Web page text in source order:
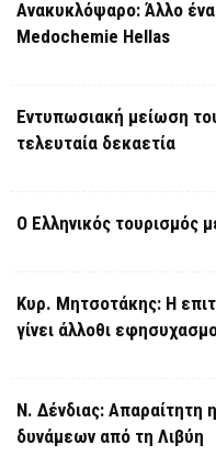
Ανακυκλόψαρο: Άλλο
Medochemie Hellas
Εντυπωσιακή μείωση
τελευταία δεκαετία
Ο Ελληνικός τουρισμός
Κυρ. Μητσοτάκης: Η
γίνει άλλοθι
Ν. Δένδιας:
δυνάμεων από τη Λιβύη